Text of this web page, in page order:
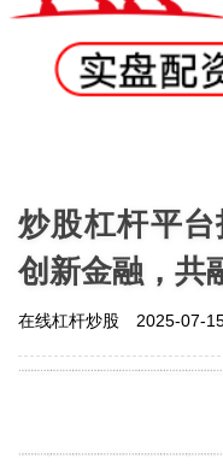
炒股杠杆平台
创新金融，共
在线杠杆炒股 2025-07-